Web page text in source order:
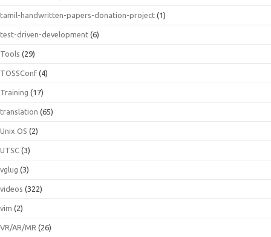
tamil-handwritten-papers-donation-project (1)
test-driven-development (6)
Tools (29)
TOSSConf (4)
Training (17)
translation (65)
Unix OS (2)
UTSC (3)
vglug (3)
videos (322)
vim (2)
VR/AR/MR (26)